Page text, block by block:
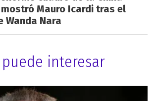
mostró Mauro Icardi tras el
Wanda Nara
puede interesar